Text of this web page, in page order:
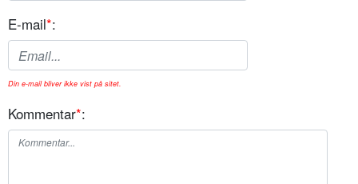
E-mail*:
Din e-mail bliver ikke vist på sitet.
Kommentar*: